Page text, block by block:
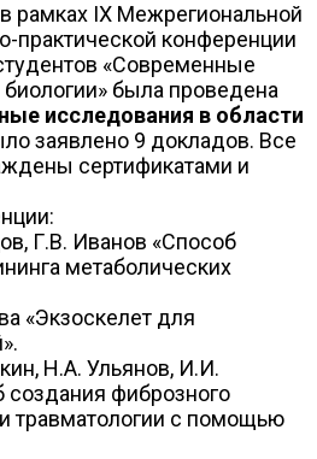
в рамках IX Межрегиональной
практической конференции
«Современные
была проведена
исследования в области
заявлено 9 докладов. Все
сертификатами и
Г.В. Иванов «Способ
метаболических
«Экзоскелет для
Н.А. Ульянов, И.И.
создания фиброзного
травматологии с помощью